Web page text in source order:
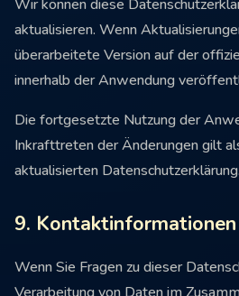
Wir können diese
aktualisieren. Wenn
überarbeitete Version auf der
innerhalb der Anwendung
Die fortgesetzte Nutzung der
Inkrafttreten der Änderungen gilt
aktualisierten Datenschutzerklärung.
9. Kontaktinformationen
Wenn Sie Fragen zu dieser